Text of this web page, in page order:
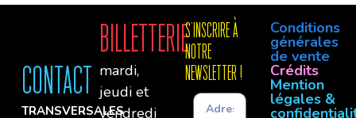
Contact
TRANSVERSALES
Billetterie
mardi,
jeudi et
vendredi
S'INSCRIre à
notre
newsletter !
Conditions
générales
de vente
Crédits
Mention
légales &